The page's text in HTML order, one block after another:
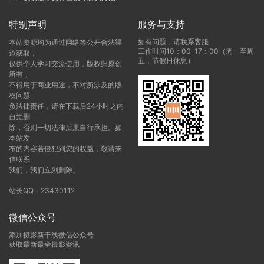
特别声明
本站资源均为通过网络等公开合法渠
道获取，
仅供个人学习交流使用，版权归原创
所有，
不得用于商业用途，不对所涉及的版
权问题
负法律责任，请在下载后24小时之内
自觉删
除，否则一切法律后果自行承担。如
本站发
布的内容若侵犯到您的权益，敬请来
信联系
我们，我们立刻删除。
站长QQ：23430112
服务与支持
如有问题，请联系客服
工作时间10：00-17：00（周一至周
五，节假日休息）
微信公众号
添加摄影新干线微信公众号
获取最新最全摄影资讯